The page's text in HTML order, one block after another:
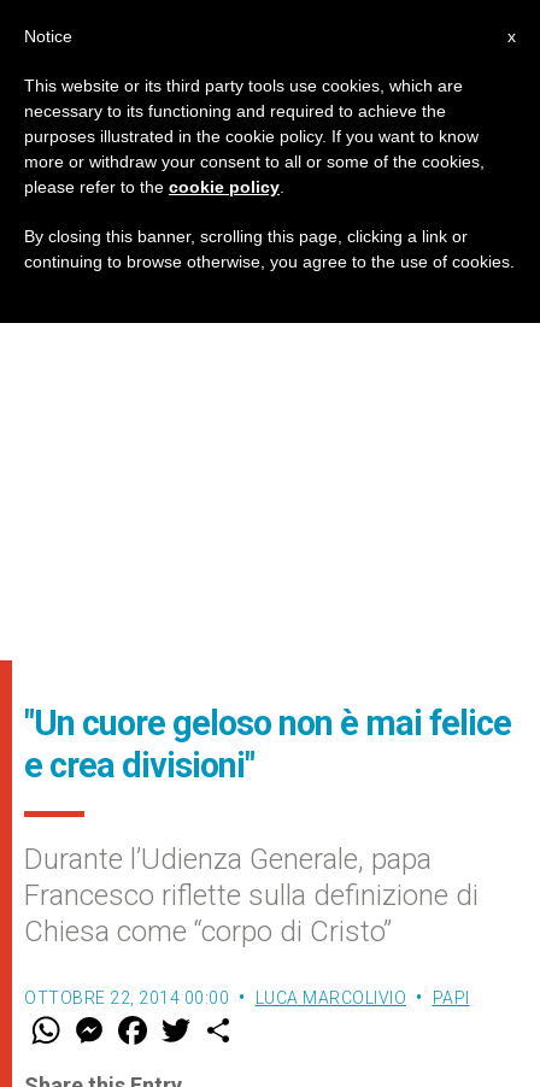
"Un cuore geloso non è mai felice
e crea divisioni"
Durante l’Udienza Generale, papa
Francesco riflette sulla definizione di
Chiesa come “corpo di Cristo”
OTTOBRE 22, 2014 00:00 LUCA MARCOLIVIO PAPI
W
t
M
e
s
F
a
e
w
x
Notice
This website or its third party tools use cookies, which are
necessary to its functioning and required to achieve the
purposes illustrated in the cookie policy. If you want to know
more or withdraw your consent to all or some of the cookies,
please refer to the cookie policy
By closing this banner, scrolling this page, clicking a link or
continuing to browse otherwise, you agree to the use of cookies.